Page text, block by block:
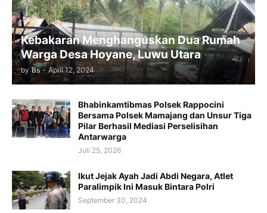
Kebakaran Menghanguskan Dua Rumah
Warga Desa Hoyane, Luwu Utara
by Bs - April 12, 2024
Bhabinkamtibmas Polsek Rappocini
Bersama Polsek Mamajang dan Unsur Tiga
Pilar Berhasil Mediasi Perselisihan
Antarwarga
Juli 25, 2026
Ikut Jejak Ayah Jadi Abdi Negara, Atlet
Paralimpik Ini Masuk Bintara Polri
September 30, 2024